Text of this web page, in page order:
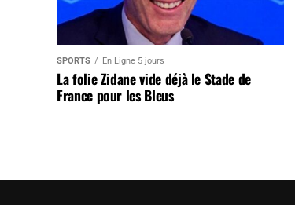
SPORTS En Ligne 5 jours
La folie Zidane vide déjà le Stade de
France pour les Bleus